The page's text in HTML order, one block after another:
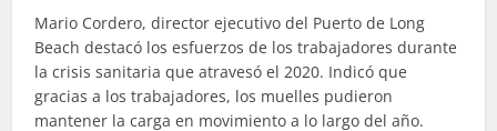
Mario Cordero, director ejecutivo del Puerto de Long
Beach destacó los esfuerzos de los trabajadores durante
la crisis sanitaria que atravesó el 2020. Indicó que
gracias a los trabajadores, los muelles pudieron
mantener la carga en movimiento a lo largo del año.